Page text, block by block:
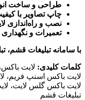
طراحی و ساخت
چاپ تصاویر با
نصب و راه‌اندازی
تعمیرات و
با سامانه تبلیغات قشم،
کلمات کلیدی: لایت
لایت باکس اسنپ فریم،
لایت باکس گلس لایت،
تبلیغات قشم